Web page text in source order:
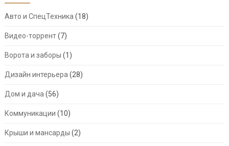
Авто и СпецТехника (18)
Видео-торрент(7)
Ворота и заборы (1)
Дизайн интерьера (28)
Дом и дача (56)
Коммуникации (10)
Крыши и мансарды (2)